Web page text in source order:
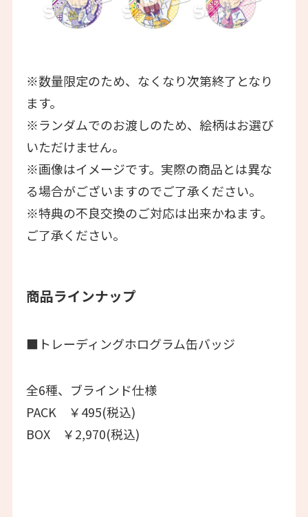
※数量限定のため、なくなり次第終了となり
ます。
※ランダムでのお渡しのため、絵柄はお選び
いただけません。
※画像はイメージです。実際の商品とは異な
る場合がございますのでご了承ください。
※特典の不良交換のご対応は出来かねます。
ご了承ください。
商品ラインナップ
■トレーディングホログラム缶バッジ
全6種、ブラインド仕様
PACK ￥495(税込)
BOX ￥2,970(税込)